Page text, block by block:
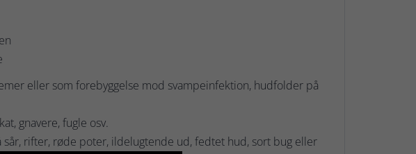
eller som forebyggelse mod svampeinfektion, hudfolder på
gnavere, fugle osv.
rifter, røde poter, ildelugtende ud, fedtet hud, sort bug eller